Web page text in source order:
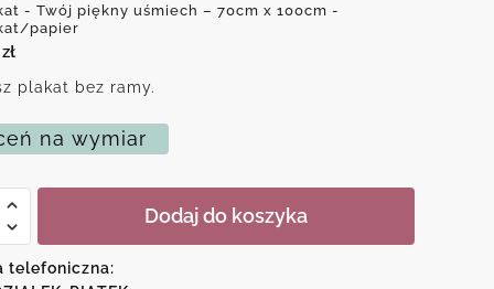
- Twój piękny uśmiech – 70cm x 100cm -
papier
zł
plakat bez ramy.
na wymiar
Dodaj do koszyka
telefoniczna: